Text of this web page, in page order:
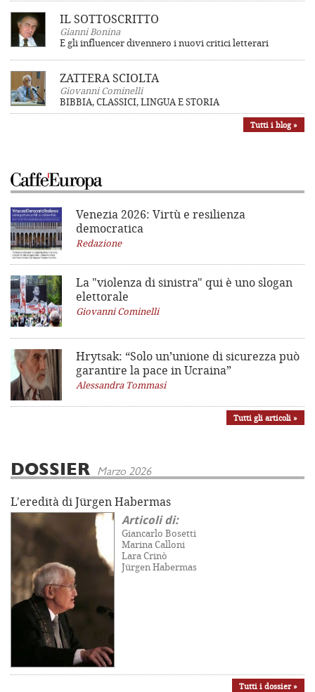
IL SOTTOSCRITTO
Gianni Bonina
E gli influencer divennero i nuovi critici letterari
ZATTERA SCIOLTA
Giovanni Cominelli
BIBBIA, CLASSICI, LINGUA E STORIA
Tutti i blog »
Venezia 2026: Virtù e resilienza
democratica
Redazione
La "violenza di sinistra" qui è uno slogan
elettorale
Giovanni Cominelli
Hrytsak: “Solo un’unione di sicurezza può
garantire la pace in Ucraina”
Alessandra Tommasi
Tutti gli articoli »
DOSSIER Marzo 2026
L'eredità di Jürgen Habermas
Articoli di:
Giancarlo Bosetti
Marina Calloni
Lara Crinò
Jürgen Habermas
Tutti i dossier »